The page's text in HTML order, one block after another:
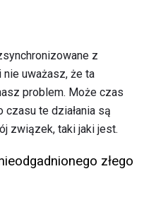
z
uważasz, że ta
problem. Może czas
te działania są
związek, taki jaki jest.
złego